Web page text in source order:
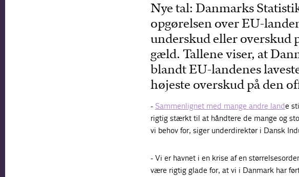
Nye tal: Danmarks
opgørelsen over EU-
underskud eller overskud
gæld. Tallene viser, at
blandt EU-landenes
højeste overskud på den
- Sammenlignet med mange andre lande
rigtig stærkt til at håndtere de mange og
vi behov for, siger underdirektør i Dansk
- Vi er havnet i en krise af en
være rigtig glade for, at vi i Danmark har